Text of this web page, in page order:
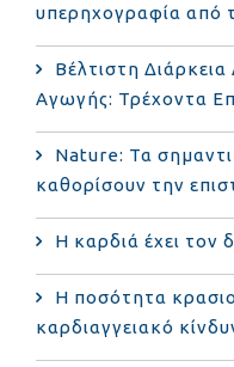
υπερηχογραφία από
Bέλτιστη
Αγωγής: Τρέχοντα
Nature: Τα
καθορίσουν την
Η καρδιά έχει τον
Η ποσότητα
καρδιαγγειακό